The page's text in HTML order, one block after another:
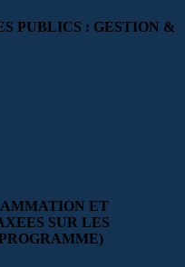
PUBLICS : GESTION &
ET
SUR LES